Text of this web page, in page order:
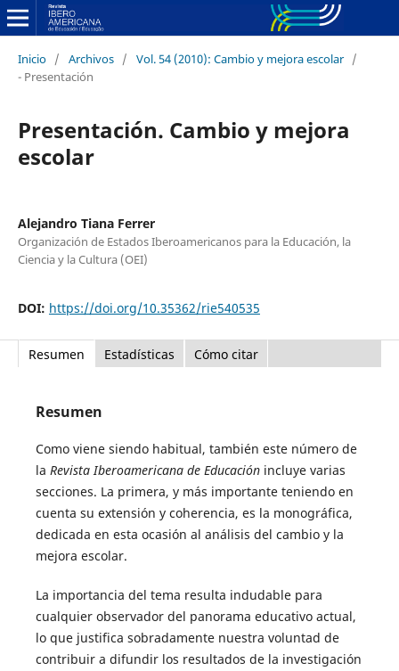
Inicio / Archivos / Vol. 54 (2010): Cambio y mejora escolar /
- Presentación
Presentación. Cambio y mejora
escolar
Alejandro Tiana Ferrer
Organización de Estados Iberoamericanos para la Educación, la
Ciencia y la Cultura (OEI)
DOI: https://doi.org/10.35362/rie540535
Resumen Estadísticas Cómo citar
Resumen
Como viene siendo habitual, también este número de
la Revista Iberoamericana de Educaciónincluye varias
secciones. La primera, y más importante teniendo en
cuenta su extensión y coherencia, es la monográfica,
dedicada en esta ocasión al análisis del cambio y la
mejora escolar.
La importancia del tema resulta indudable para
cualquier observador del panorama educativo actual,
lo que justifica sobradamente nuestra voluntad de
contribuir a difundir los resultados de la investigación